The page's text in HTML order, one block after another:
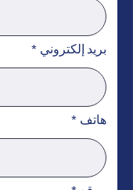
بريد إلكتروني *
هاتف *